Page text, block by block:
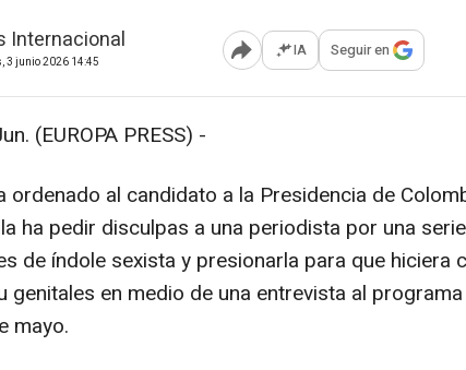
Internacional
3 junio 2026 14:45 Abrir opciones para
IA Seguir en
(EUROPA PRESS) -
ordenado al candidato a la Presidencia de
ha pedir disculpas a una periodista por una
de índole sexista y presionarla para que hiciera
genitales en medio de una entrevista al
mayo.